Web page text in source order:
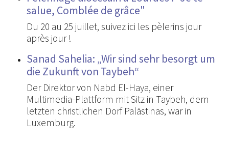
salue, Comblée de grâce"
Du 20 au 25 juillet, suivez ici les pèlerins jour
après jour !
Sanad Sahelia: „Wir sind sehr besorgt um
die Zukunft von Taybeh“
Der Direktor von Nabd El-Haya, einer
Multimedia-Plattform mit Sitz in Taybeh, dem
letzten christlichen Dorf Palästinas, war in
Luxemburg.